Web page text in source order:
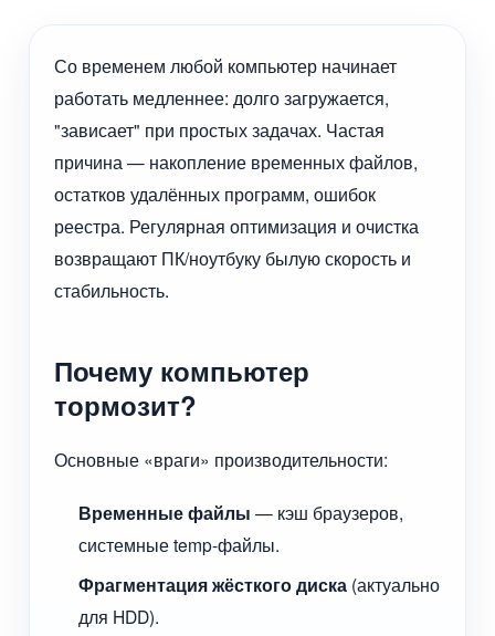
Со временем любой компьютер начинает
работать медленнее: долго загружается,
"зависает" при простых задачах. Частая
причина — накопление временных файлов,
остатков удалённых программ, ошибок
реестра. Регулярная оптимизация и очистка
возвращают ПК/ноутбуку былую скорость и
стабильность.
Почему компьютер
тормозит?
Основные «враги» производительности:
Временные файлы — кэш браузеров,
системные temp-файлы.
Фрагментация жёсткого диска (актуально
для HDD).